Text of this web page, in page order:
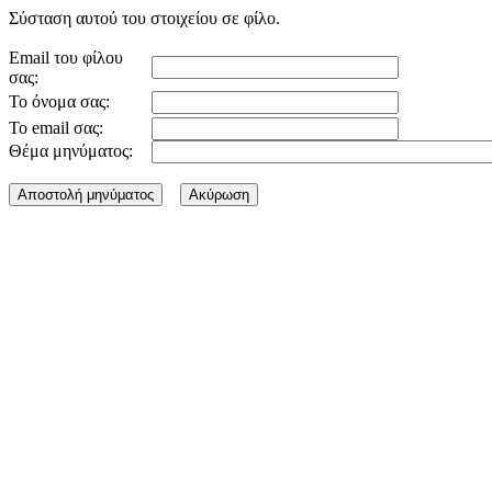
Σύσταση αυτού του στοιχείου σε φίλο.
Email του φίλου
σας:
Το όνομα σας:
Το email σας:
Θέμα μηνύματος: